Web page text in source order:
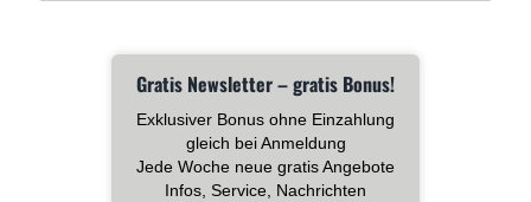
Gratis Newsletter – gratis Bonus!
Exklusiver Bonus ohne Einzahlung
gleich bei Anmeldung
Jede Woche neue gratis Angebote
Infos, Service, Nachrichten